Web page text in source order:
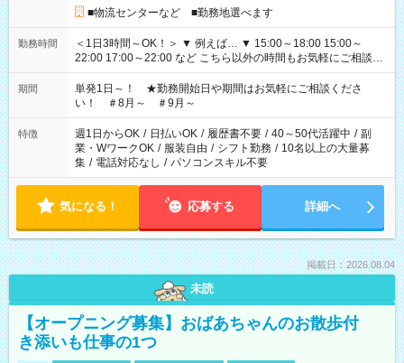
■物流センターなど ■勤務地選べます
勤務時間
＜1日3時間～OK！＞ ▼ 例えば… ▼ 15:00～18:00 15:00～
22:00 17:00～22:00 など こちら以外の時間もお気軽にご相談く
ださい！
期間
単発1日～！ ★勤務開始日や期間はお気軽にご相談くださ
い！ ＃8月～ ＃9月～
特徴 週1日からOK / 日払いOK / 履歴書不要 / 40～50代活躍中 / 副
業・WワークOK / 服装自由 / シフト勤務 / 10名以上の大量募
集 / 電話対応なし / パソコンスキル不要
気になる！ 応募する 詳細へ
掲載日：2026.08.04
未読
【オープニング募集】おばあちゃんのお散歩付
き添いも仕事の1つ